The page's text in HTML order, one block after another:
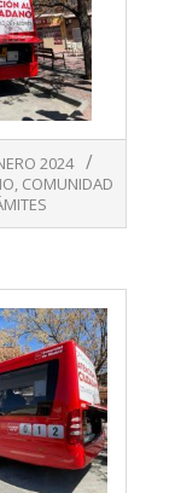
2024
, COMUNIDAD